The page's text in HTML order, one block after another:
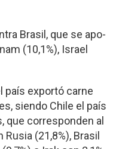
Brasil, que se apo­
(10,1%), Israel
país exportó carne
siendo Chile el país
que corresponden al
(21,8%), Brasil